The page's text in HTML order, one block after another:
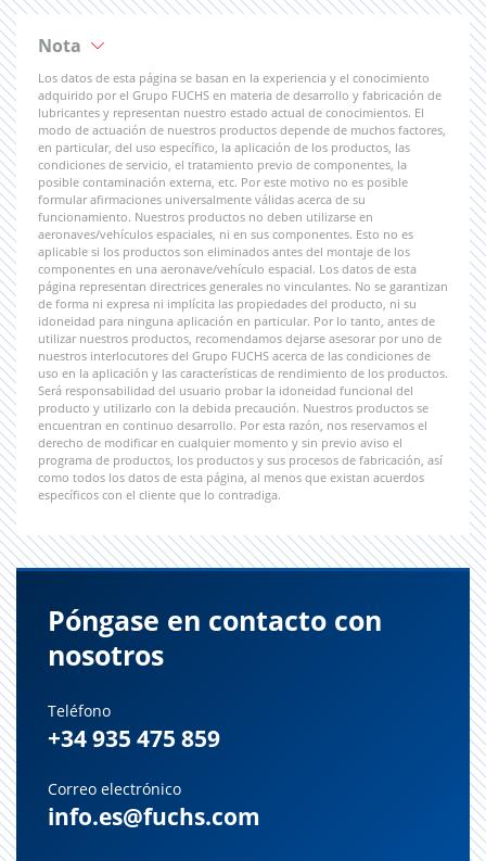
Nota
Los datos de esta página se basan en la experiencia y el conocimiento
adquirido por el Grupo FUCHS en materia de desarrollo y fabricación de
lubricantes y representan nuestro estado actual de conocimientos. El
modo de actuación de nuestros productos depende de muchos factores,
en particular, del uso específico, la aplicación de los productos, las
condiciones de servicio, el tratamiento previo de componentes, la
posible contaminación externa, etc. Por este motivo no es posible
formular afirmaciones universalmente válidas acerca de su
funcionamiento. Nuestros productos no deben utilizarse en
aeronaves/vehículos espaciales, ni en sus componentes. Esto no es
aplicable si los productos son eliminados antes del montaje de los
componentes en una aeronave/vehículo espacial. Los datos de esta
página representan directrices generales no vinculantes. No se garantizan
de forma ni expresa ni implícita las propiedades del producto, ni su
idoneidad para ninguna aplicación en particular. Por lo tanto, antes de
utilizar nuestros productos, recomendamos dejarse asesorar por uno de
nuestros interlocutores del Grupo FUCHS acerca de las condiciones de
uso en la aplicación y las características de rendimiento de los productos.
Será responsabilidad del usuario probar la idoneidad funcional del
producto y utilizarlo con la debida precaución. Nuestros productos se
encuentran en continuo desarrollo. Por esta razón, nos reservamos el
derecho de modificar en cualquier momento y sin previo aviso el
programa de productos, los productos y sus procesos de fabricación, así
como todos los datos de esta página, al menos que existan acuerdos
específicos con el cliente que lo contradiga.
Póngase en contacto con
nosotros
Teléfono
+34 935 475 859
Correo electrónico
info.es@fuchs.com